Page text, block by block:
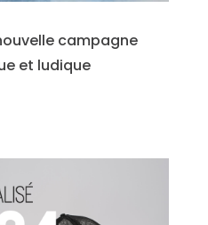
campagne
et ludique